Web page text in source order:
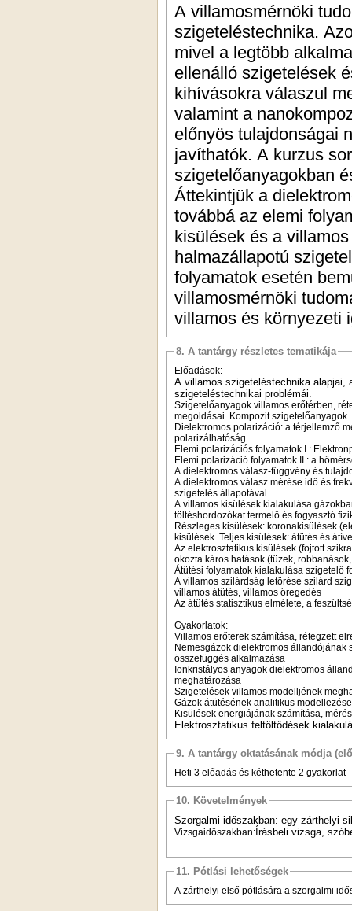
A villamosmérnöki
szigeteléstechnika.
mivel a legtöbb
ellenálló szigetelések
kihívásokra válaszul
valamint a
előnyös tulajdonságai
javíthatók. A kurzus
szigetelőanyagokban
Áttekintjük a
továbbá az elemi
kisülések és a
halmazállapotú
folyamatok esetén
villamosmérnöki
villamos és környezeti
8. A tantárgy részletes tematikája
Előadások:
A villamos szigeteléstechnika alapjai,
szigeteléstechnikai problémái.
Szigetelőanyagok villamos erőtérben,
megoldásai. Kompozit szigetelőanyagok
Dielektromos polarizáció: a térjellemző
polarizálhatóság.
Elemi polarizációs folyamatok I.:
Elemi polarizáció folyamatok II.: a
A dielektromos válasz-függvény és
A dielektromos válasz mérése idő és
szigetelés állapotával
A villamos kisülések kialakulása
töltéshordozókat termelő és fogyasztó
Részleges kisülések: koronakisülések
kisülések. Teljes kisülések: átütés és
Az elektrosztatikus kisülések (fojtott
okozta káros hatások (tüzek,
Átütési folyamatok kialakulása szigetelő
A villamos szilárdság letörése szilárd
villamos átütés, villamos öregedés
Az átütés statisztikus elmélete, a
Gyakorlatok:
Villamos erőterek számítása, rétegzett
Nemesgázok dielektromos
összefüggés alkalmazása
Ionkristályos anyagok dielektromos
meghatározása
Szigetelések villamos modelljének
Gázok átütésének analitikus
Kisülések energiájának számítása,
Elektrosztatikus feltöltődések
9. A tantárgy oktatásának módja
Heti 3 előadás és kéthetente 2 gyakorlat
10. Követelmények
Szorgalmi időszakban: egy zárthelyi
Vizsgaidőszakban: Írásbeli vizsga,
11. Pótlási lehetőségek
A zárthelyi első pótlására a szorgalmi